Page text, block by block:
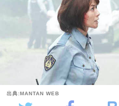
出典:MANTAN WEB